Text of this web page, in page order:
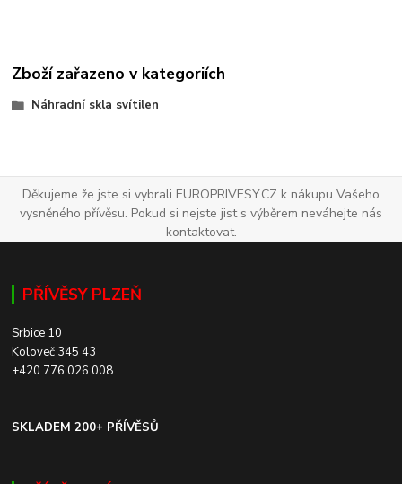
Zboží zařazeno v kategoriích
Náhradní skla svítilen
Děkujeme že jste si vybrali EUROPRIVESY.CZ k nákupu Vašeho
vysněného přívěsu. Pokud si nejste jist s výběrem neváhejte nás
kontaktovat.
PŘÍVĚSY PLZEŇ
Srbice 10
Koloveč 345 43
+420 776 026 008
SKLADEM 200+ PŘÍVĚSŮ